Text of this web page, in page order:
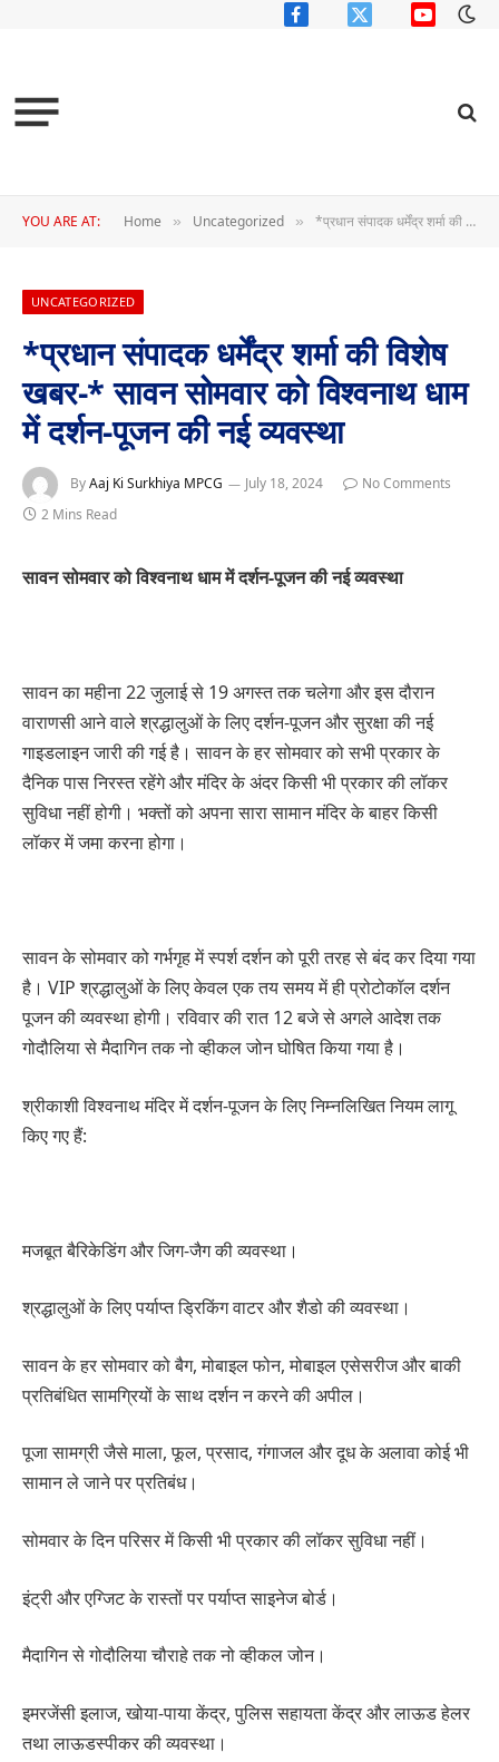
FacebookX
YouTube
YOU ARE AT: Home » Uncategorized » *प्रधान संपादक धर्मेंद्र शर्मा की विशेष खबर-* सावन सोमवार को विश्वनाथ धाम में दर्शन-पूजन की नई व्यवस्था
UNCATEGORIZED
*प्रधान संपादक धर्मेंद्र शर्मा की विशेष
खबर-* सावन सोमवार को विश्वनाथ धाम
में दर्शन-पूजन की नई व्यवस्था
ByAaj Ki Surkhiya MPCG July 18, 2024
No Comments
2 Mins Read
सावन सोमवार को विश्वनाथ धाम में दर्शन-पूजन की नई व्यवस्था
सावन का महीना 22 जुलाई से 19 अगस्त तक चलेगा और इस दौरान
वाराणसी आने वाले श्रद्धालुओं के लिए दर्शन-पूजन और सुरक्षा की नई
गाइडलाइन जारी की गई है। सावन के हर सोमवार को सभी प्रकार के
दैनिक पास निरस्त रहेंगे और मंदिर के अंदर किसी भी प्रकार की लॉकर
सुविधा नहीं होगी। भक्तों को अपना सारा सामान मंदिर के बाहर किसी
लॉकर में जमा करना होगा।
सावन के सोमवार को गर्भगृह में स्पर्श दर्शन को पूरी तरह से बंद कर दिया गया
है। VIP श्रद्धालुओं के लिए केवल एक तय समय में ही प्रोटोकॉल दर्शन
पूजन की व्यवस्था होगी। रविवार की रात 12 बजे से अगले आदेश तक
गोदौलिया से मैदागिन तक नो व्हीकल जोन घोषित किया गया है।
श्रीकाशी विश्वनाथ मंदिर में दर्शन-पूजन के लिए निम्नलिखित नियम लागू
किए गए हैं:
मजबूत बैरिकेडिंग और जिग-जैग की व्यवस्था।
श्रद्धालुओं के लिए पर्याप्त ड्रिकिंग वाटर और शैडो की व्यवस्था।
सावन के हर सोमवार को बैग, मोबाइल फोन, मोबाइल एसेसरीज और बाकी
प्रतिबंधित सामग्रियों के साथ दर्शन न करने की अपील।
पूजा सामग्री जैसे माला, फूल, प्रसाद, गंगाजल और दूध के अलावा कोई भी
सामान ले जाने पर प्रतिबंध।
सोमवार के दिन परिसर में किसी भी प्रकार की लॉकर सुविधा नहीं।
इंट्री और एग्जिट के रास्तों पर पर्याप्त साइनेज बोर्ड।
मैदागिन से गोदौलिया चौराहे तक नो व्हीकल जोन।
इमरजेंसी इलाज, खोया-पाया केंद्र, पुलिस सहायता केंद्र और लाऊड हेलर
तथा लाऊडस्पीकर की व्यवस्था।